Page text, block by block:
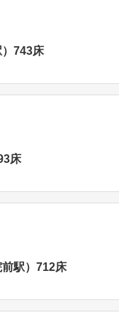
743床
床
駅）712床